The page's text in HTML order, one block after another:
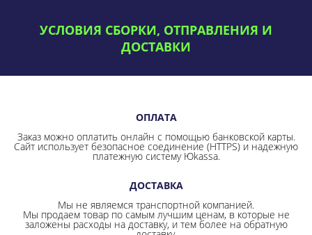
УСЛОВИЯ СБОРКИ, ОТПРАВЛЕНИЯ И
ДОСТАВКИ
ОПЛАТА
Заказ можно оплатить онлайн с помощью банковской карты.
Сайт использует безопасное соединение (HTTPS) и надежную
платежную систему Юkassa.
ДОСТАВКА
Мы не являемся транспортной компанией.
Мы продаем товар по самым лучшим ценам, в которые не
заложены расходы на доставку, и тем более на обратную